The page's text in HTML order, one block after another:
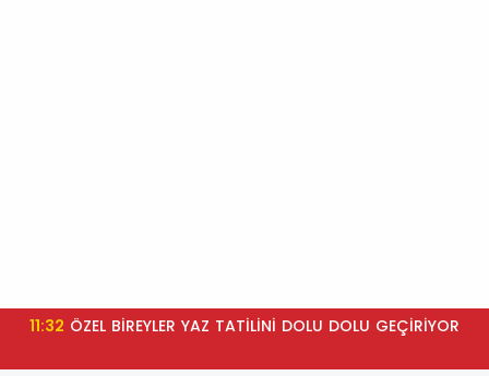
11:32 ÖZEL BİREYLER YAZ TATİLİNİ DOLU DOLU GEÇİRİYOR